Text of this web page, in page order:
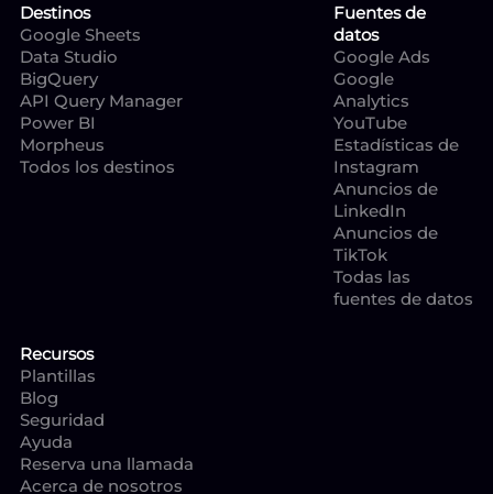
Destinos
Google Sheets
Data Studio
BigQuery
API Query Manager
Power BI
Morpheus
Todos los destinos
Fuentes de
datos
Google Ads
Google
Analytics
YouTube
Estadísticas de
Instagram
Anuncios de
LinkedIn
Anuncios de
TikTok
Todas las
fuentes de datos
Recursos
Plantillas
Blog
Seguridad
Ayuda
Reserva una llamada
Acerca de nosotros